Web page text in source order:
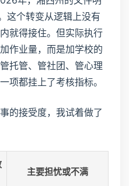
这个转变从逻辑上没有
就得接住。但实际执行
作业量，而是加学校的
托管、管社团、管心理
项都挂上了考核指标。
的接受度，我试着做了
主要担忧或不满